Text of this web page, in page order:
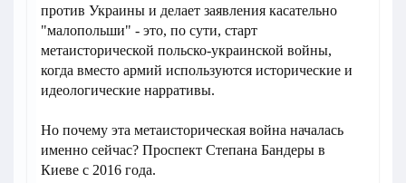
против Украины и делает заявления касательно
"малопольши" - это, по сути, старт
метаисторической польско-украинской войны,
когда вместо армий используются исторические и
идеологические нарративы.
Но почему эта метаисторическая война началась
именно сейчас? Проспект Степана Бандеры в
Киеве с 2016 года.